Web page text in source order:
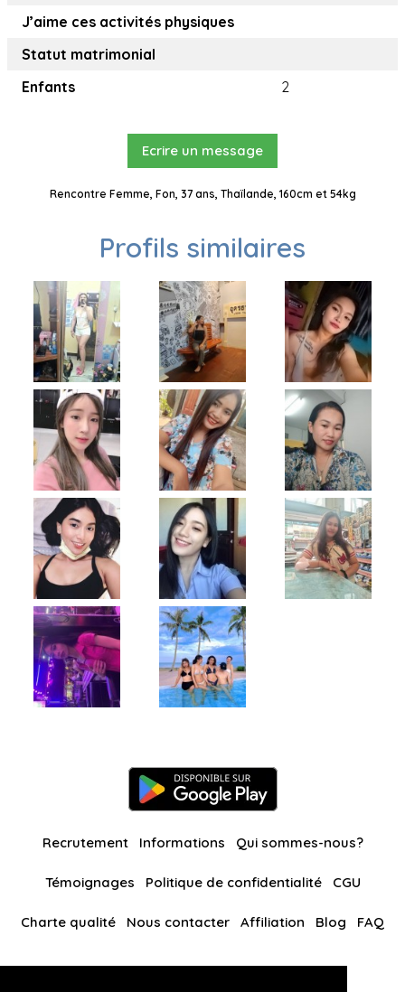
J’aime ces activités physiques
Statut matrimonial
Enfants
2
Ecrire un message
Rencontre Femme, Fon, 37 ans, Thaïlande, 160cm et 54kg
Profils similaires
Recrutement Informations Qui sommes-nous?
Témoignages Politique de confidentialité CGU
Charte qualité Nous contacter Affiliation Blog FAQ